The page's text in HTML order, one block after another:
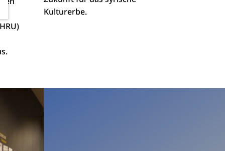
Kulturerbe.